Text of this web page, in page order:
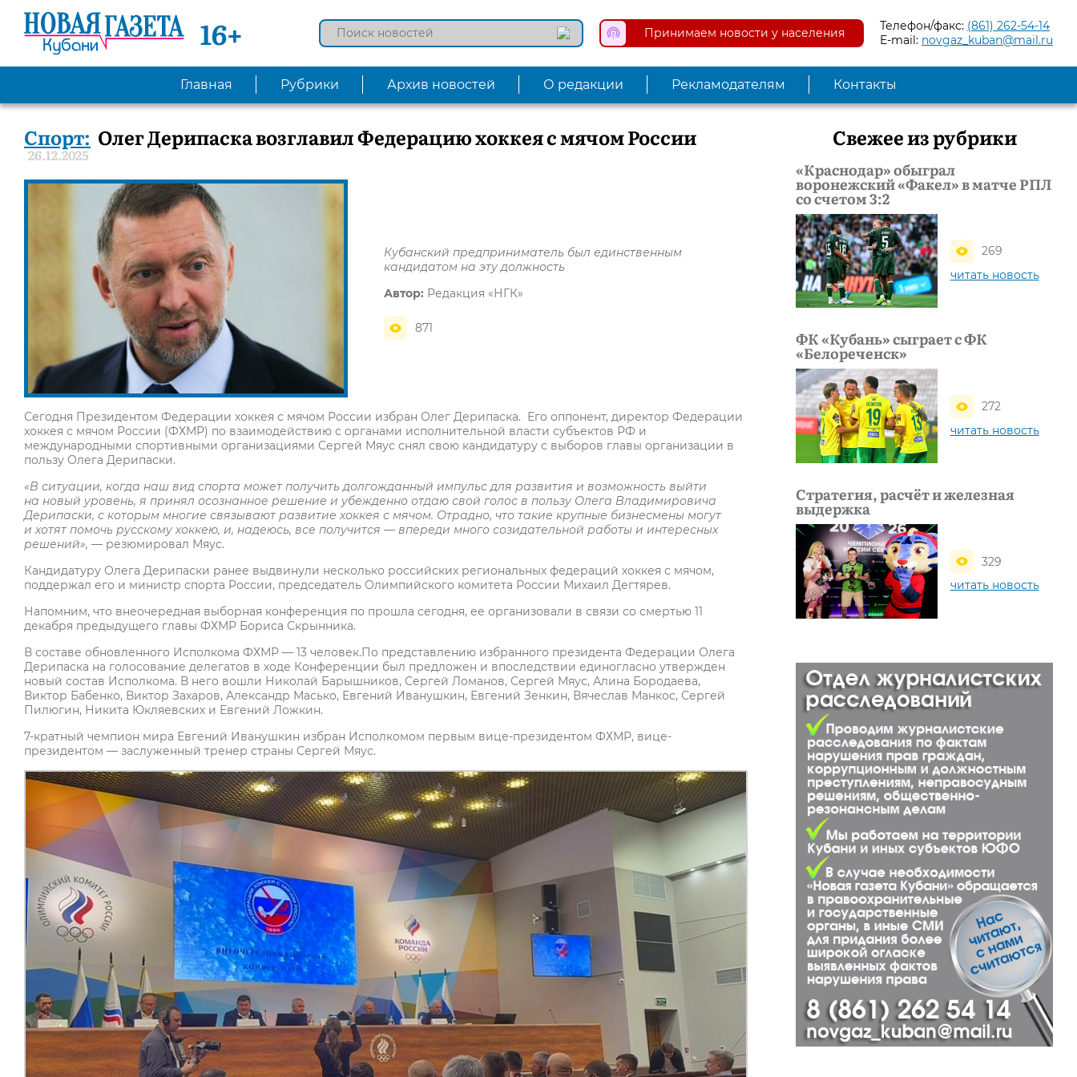
16+ Принимаем новости у населения Телефон/факс: (861) 262-54-14
E-mail: novgaz_kuban@mail.ru
Главная Рубрики Архив новостей О редакции Рекламодателям Контакты
Спорт: Олег Дерипаска возглавил Федерацию хоккея с мячом России
26.12.2025
Кубанский предприниматель был единственным
кандидатом на эту должность
Автор: Редакция «НГК»
871
Сегодня Президентом Федерации хоккея с мячом России избран Олег Дерипаска. Его оппонент, директор Федерации
хоккея с мячом России (ФХМР) по взаимодействию с органами исполнительной власти субъектов РФ и
международными спортивными организациями Сергей Мяус снял свою кандидатуру с выборов главы организации в
пользу Олега Дерипаски.
«В ситуации, когда наш вид спорта может получить долгожданный импульс для развития и возможность выйти
на новый уровень, я принял осознанное решение и убежденно отдаю свой голос в пользу Олега Владимировича
Дерипаски, с которым многие связывают развитие хоккея с мячом. Отрадно, что такие крупные бизнесмены могут
и хотят помочь русскому хоккею, и, надеюсь, все получится — впереди много созидательной работы и интересных
решений», — резюмировал Мяус.
Кандидатуру Олега Дерипаски ранее выдвинули несколько российских региональных федераций хоккея с мячом,
поддержал его и министр спорта России, председатель Олимпийского комитета России Михаил Дегтярев.
Напомним, что внеочередная выборная конференция по прошла сегодня, ее организовали в связи со смертью 11
декабря предыдущего главы ФХМР Бориса Скрынника.
В составе обновленного Исполкома ФХМР — 13 человек.По представлению избранного президента Федерации Олега
Дерипаска на голосование делегатов в ходе Конференции был предложен и впоследствии единогласно утвержден
новый состав Исполкома. В него вошли Николай Барышников, Сергей Ломанов, Сергей Мяус, Алина Бородаева,
Виктор Бабенко, Виктор Захаров, Александр Масько, Евгений Иванушкин, Евгений Зенкин, Вячеслав Манкос, Сергей
Пилюгин, Никита Юкляевских и Евгений Ложкин.
7-кратный чемпион мира Евгений Иванушкин избран Исполкомом первым вице-президентом ФХМР, вице-
президентом — заслуженный тренер страны Сергей Мяус.
Свежее из рубрики
«Краснодар» обыграл
воронежский «Факел» в матче РПЛ
со счетом 3:2
269
читать новость
ФК «Кубань» сыграет с ФК
«Белореченск»
272
читать новость
Стратегия, расчёт и железная
выдержка
329
читать новость